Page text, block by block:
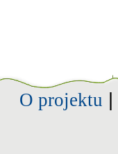
O projektu